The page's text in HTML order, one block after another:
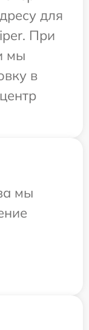
для
При
мы
в
мы